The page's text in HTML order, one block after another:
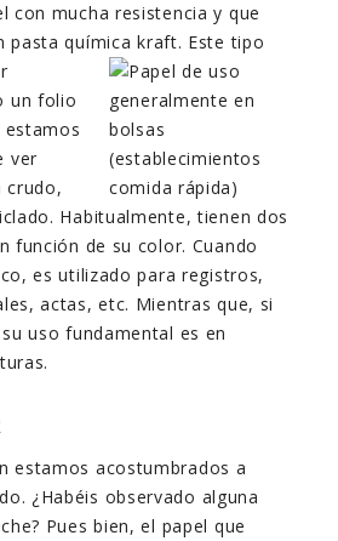
con mucha resistencia y que
pasta química kraft. Este tipo
un folio
ver
crudo,
Habitualmente, tienen dos
función de su color. Cuando
es utilizado para registros,
actas, etc. Mientras que, si
uso fundamental es en
estamos acostumbrados a
¿Habéis observado alguna
Pues bien, el papel que